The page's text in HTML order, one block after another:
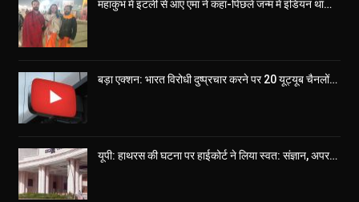
महाकुंभ में इटली से आए एमा ने कहा-पिछले जन्म में इंडियन था…
बड़ा एक्शन: भारत विरोधी दुष्प्रचार करने पर 20 यूट्यूब चैनलों…
यूपी: हाथरस की घटना पर हाईकोर्ट ने लिया स्वत: संज्ञान, अपर…